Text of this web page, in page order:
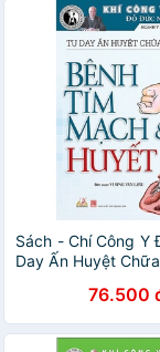
Sách - Chí Công Y
Day Ấn Huyệt
76.500